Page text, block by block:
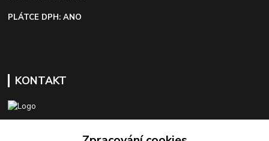
PLÁTCE DPH: ANO
KONTAKT
+420 603 418 822